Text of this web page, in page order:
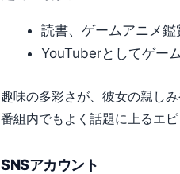
読書、ゲームアニメ鑑
YouTuberとしてゲー
趣味の多彩さが、彼女の親し
番組内でもよく話題に上るエピ
SNSアカウント